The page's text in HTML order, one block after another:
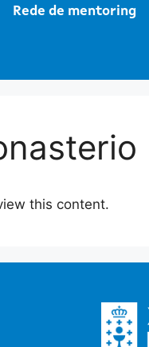
Rede de mentoring
this content.